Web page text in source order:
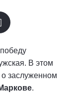
В этом
заслуженном
.